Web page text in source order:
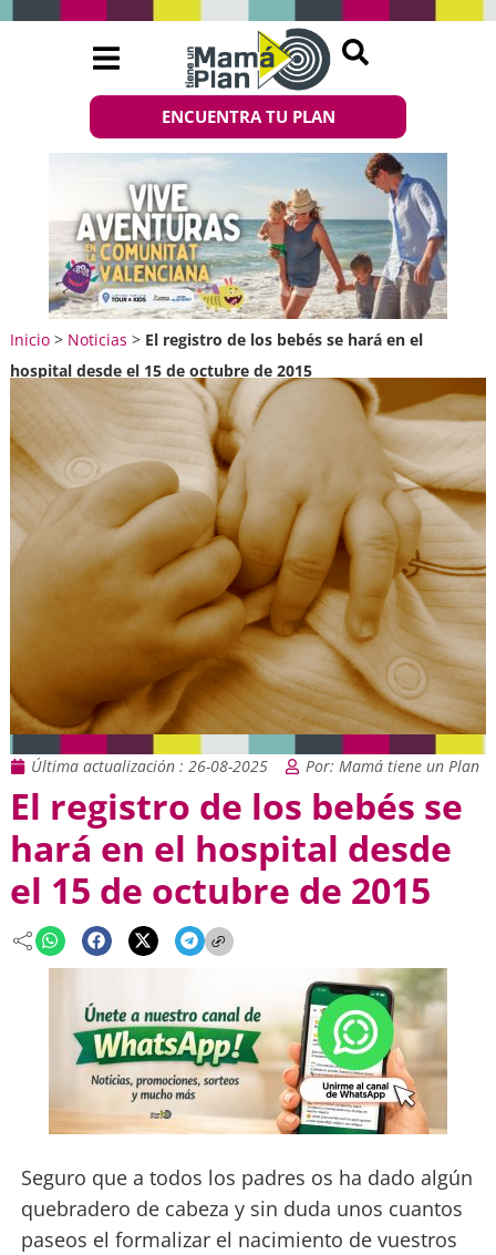
ENCUENTRA TU PLAN
Inicio> Noticias > El registro de los bebés se hará en el
hospital desde el 15 de octubre de 2015
Última actualización : 26-08-2025 Por: Mamá tiene un Plan
El registro de los bebés se
hará en el hospital desde
el 15 de octubre de 2015
Seguro que a todos los padres os ha dado algún
quebradero de cabeza y sin duda unos cuantos
paseos el formalizar el nacimiento de vuestros